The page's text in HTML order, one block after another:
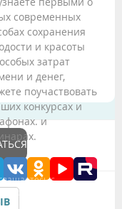
с
данных
современных
сохранения
и красоты
затрат
и денег,
поучаствовать
конкурсах и
и